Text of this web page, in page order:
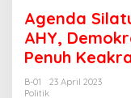
Agenda
AHY,
Penuh
B-01
23 April 2023
Politik